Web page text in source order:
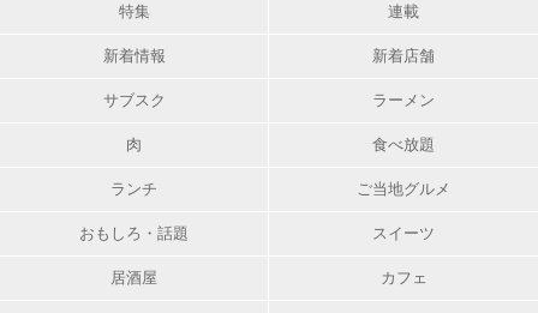
特集 連載
新着情報 新着店舗
サブスク ラーメン
肉 食べ放題
ランチ ご当地グルメ
おもしろ・話題 スイーツ
居酒屋 カフェ